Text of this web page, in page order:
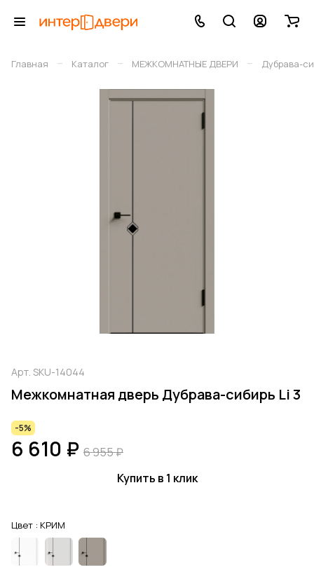
Главная – Каталог – МЕЖКОМНАТНЫЕ ДВЕРИ – Дубрава-
Арт. SKU-14044
Межкомнатная дверь Дубрава-сибирь Li 3
-5%
6 610 ₽ 6 955 ₽
Купить в 1 клик
Цвет : КРИМ